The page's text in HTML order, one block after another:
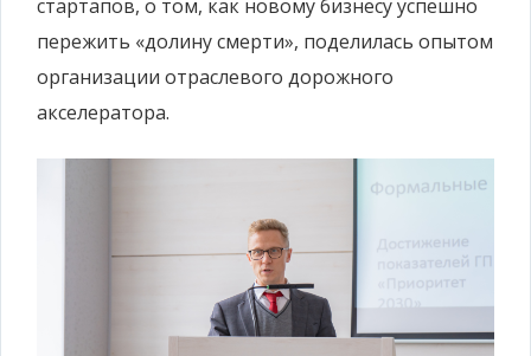
стартапов, о том, как новому бизнесу успешно
пережить «долину смерти», поделилась опытом
организации отраслевого дорожного
акселератора.